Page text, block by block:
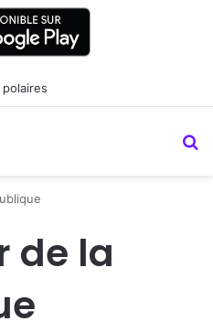
art du lien
de la